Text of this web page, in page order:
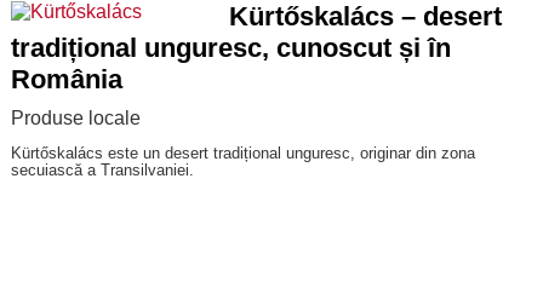
Kürtőskalács – desert
tradițional unguresc, cunoscut și în
România
Produse locale
Kürtőskalács este un desert tradițional unguresc, originar din zona
secuiască a Transilvaniei.